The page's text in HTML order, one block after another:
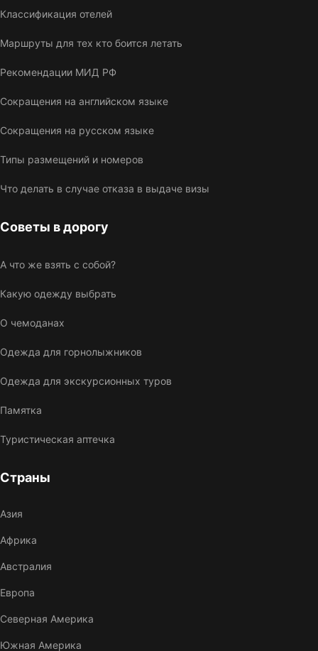
Классификация отелей
Маршруты для тех кто боится летать
Рекомендации МИД РФ
Сокращения на английском языке
Сокращения на русском языке
Типы размещений и номеров
Что делать в случае отказа в выдаче визы
Советы в дорогу
А что же взять с собой?
Какую одежду выбрать
О чемоданах
Одежда для горнолыжников
Одежда для экскурсионных туров
Памятка
Туристическая аптечка
Страны
Азия
Африка
Австралия
Европа
Северная Америка
Южная Америка